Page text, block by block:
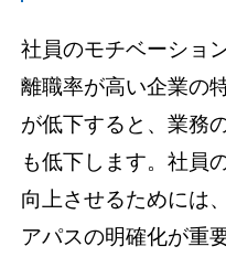
社員のモチベーショ
離職率が高い企業の
が低下すると、業務
も低下します。社員
向上させるためには
アパスの明確化が重